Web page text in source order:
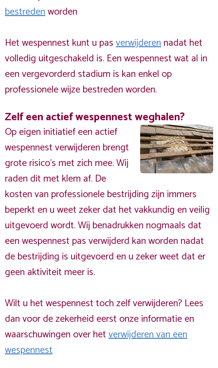
bestredenworden
Het wespennest kunt u pasverwijderennadat het
volledig uitgeschakeld is. Een wespennest wat al in
een vergevorderd stadium is kan enkel op
professionele wijze bestreden worden.
Zelf een actief wespennest weghalen?
Op eigen initiatief een actief
wespennest verwijderen brengt
grote risico’s met zich mee. Wij
raden dit met klem af. De
kosten van professionele bestrijding zijn immers
beperkt en u weet zeker dat het vakkundig en veilig
uitgevoerd wordt. Wij benadrukken nogmaals dat
een wespennest pas verwijderd kan worden nadat
de bestrijding is uitgevoerd en u zeker weet dat er
geen aktiviteit meer is.
Wilt u het wespennest toch zelf verwijderen? Lees
dan voor de zekerheid eerst onze informatie en
waarschuwingen over hetverwijderen van een
wespennest